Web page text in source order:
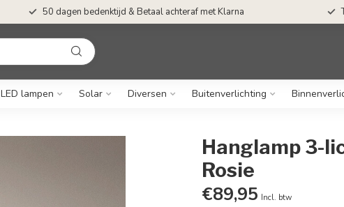
50 dagen bedenktijd & Betaal achteraf met Klarna
LED lampen Solar Diversen Buitenverlichting
Hanglamp 3-
Rosie
€89,95 Incl. btw